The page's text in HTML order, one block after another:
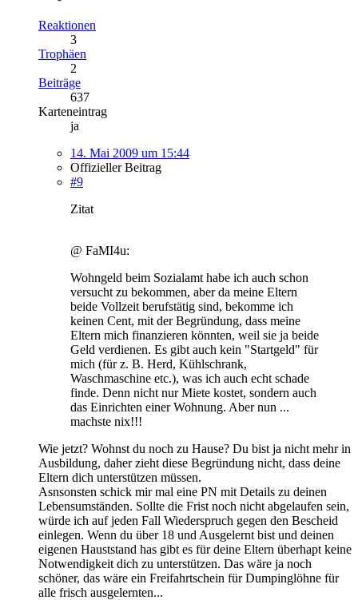
Reaktionen
3
Trophäen
2
Beiträge
637
Karteneintrag
ja
14. Mai 2009 um 15:44
Offizieller Beitrag
#9
Zitat
@ FaMI4u:
Wohngeld beim Sozialamt habe ich auch schon
versucht zu bekommen, aber da meine Eltern
beide Vollzeit berufstätig sind, bekomme ich
keinen Cent, mit der Begründung, dass meine
Eltern mich finanzieren könnten, weil sie ja beide
Geld verdienen. Es gibt auch kein "Startgeld" für
mich (für z. B. Herd, Kühlschrank,
Waschmaschine etc.), was ich auch echt schade
finde. Denn nicht nur Miete kostet, sondern auch
das Einrichten einer Wohnung. Aber nun ...
machste nix!!!
Wie jetzt? Wohnst du noch zu Hause? Du bist ja nicht mehr in
Ausbildung, daher zieht diese Begründung nicht, dass deine
Eltern dich unterstützen müssen.
Asnsonsten schick mir mal eine PN mit Details zu deinen
Lebensumständen. Sollte die Frist noch nicht abgelaufen sein,
würde ich auf jeden Fall Wiederspruch gegen den Bescheid
einlegen. Wenn du über 18 und Ausgelernt bist und deinen
eigenen Hauststand has gibt es für deine Eltern überhapt keine
Notwendigkeit dich zu unterstützen. Das wäre ja noch
schöner, das wäre ein Freifahrtschein für Dumpinglöhne für
alle frisch ausgelernten...